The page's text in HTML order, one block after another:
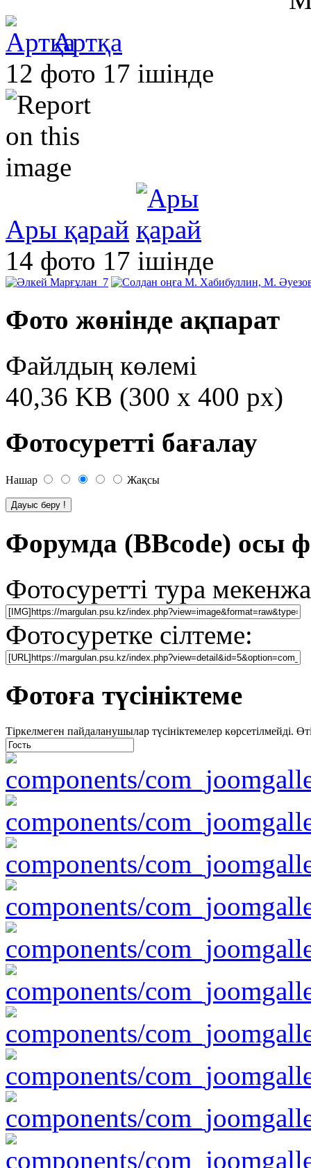
Артқа
12 фото 17 ішінде
Ары қарай
14 фото 17 ішінде
Фото жөнінде ақпарат
Файлдың көлемі
40,36 KB (300 x 400 px)
Фотосуретті бағалау
Нашар Жақсы
Форумда (BBcode) осы
Фотосуретті тура
Фотосуретке сілтеме:
Фотоға түсініктеме
Тіркелмеген пайдаланушылар түсініктемелер көрсетілмейді.